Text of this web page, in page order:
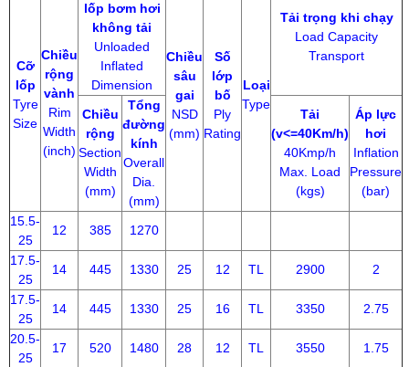
Cỡ
lốp
Tyre
Size
Chiều
rộng
vành
Rim
Width
(inch)
lốp bơm hơi
không tải
Unloaded
Inflated
Dimension
Chiều
sâu
gai
NSD
(mm)
Số
lớp
bố
Ply
Rating
Loại
Type
Tải trọng khi chạy
Load Capacity
Transport
Chiều
rộng
Section
Width
(mm)
Tổng
đường
kính
Overall
Dia.
(mm)
Tải
(v<=40Km/h)
40Kmp/h
Max. Load
(kgs)
Áp lực
hơi
Inflation
Pressure
(bar)
15.5-
25
12 385 1270
17.5-
25
14 445 1330 25 12 TL 2900 2
17.5-
25
14 445 1330 25 16 TL 3350 2.75
20.5-
25
17 520 1480 28 12 TL 3550 1.75